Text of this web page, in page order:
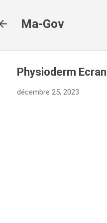
Ma-Gov
Physioderm
décembre 25, 2023